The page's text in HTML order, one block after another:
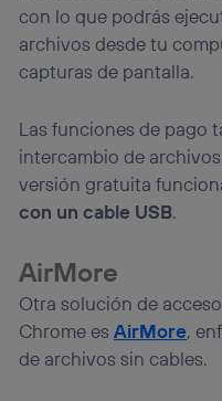
con lo que podrás
archivos desde tu
capturas de pantalla.
Las funciones de pago
intercambio de
versión gratuita
con un cable USB.
AirMore
Otra solución de
Chrome esAirMore,
de archivos sin cables.